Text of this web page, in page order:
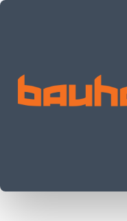
POLT TÄISKEERE 8.8
POLT